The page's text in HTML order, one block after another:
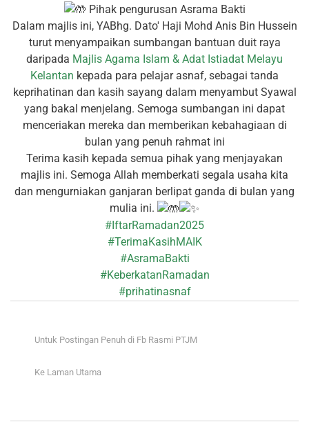
Pihak pengurusan Asrama Bakti
Dalam majlis ini, YABhg. Dato' Haji Mohd Anis Bin Hussein
turut menyampaikan sumbangan bantuan duit raya
daripada Majlis Agama Islam & Adat Istiadat Melayu
Kelantan kepada para pelajar asnaf, sebagai tanda
keprihatinan dan kasih sayang dalam menyambut Syawal
yang bakal menjelang. Semoga sumbangan ini dapat
menceriakan mereka dan memberikan kebahagiaan di
bulan yang penuh rahmat ini
Terima kasih kepada semua pihak yang menjayakan
majlis ini. Semoga Allah memberkati segala usaha kita
dan mengurniakan ganjaran berlipat ganda di bulan yang
mulia ini.
#IftarRamadan2025
#TerimaKasihMAIK
#AsramaBakti
#KeberkatanRamadan
#prihatinasnaf
Untuk Postingan Penuh di Fb Rasmi PTJM
Ke Laman Utama